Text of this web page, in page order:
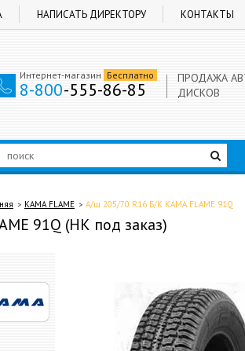
НАПИСАТЬ ДИРЕКТОРУ КОНТАКТЫ
Интернет-магазин Бесплатно
8-800-555-86-85
ПРОДАЖА
ДИСКОВ
КАМА FLAME А/ш 205/70 R16 Б/К КАМА FLAME 91Q
91Q (НК под заказ)